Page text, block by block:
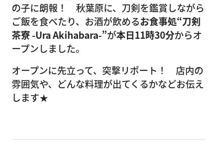
の子に朗報！ 秋葉原に、刀剣を鑑賞しながら
ご飯を食べたり、お酒が飲めるお食事処“刀剣
茶寮 -Ura Akihabara-”が本日11時30分からオ
ープンしました。
オープンに先立って、突撃リポート！ 店内の
雰囲気や、どんな料理が出てくるかなどお伝え
します★